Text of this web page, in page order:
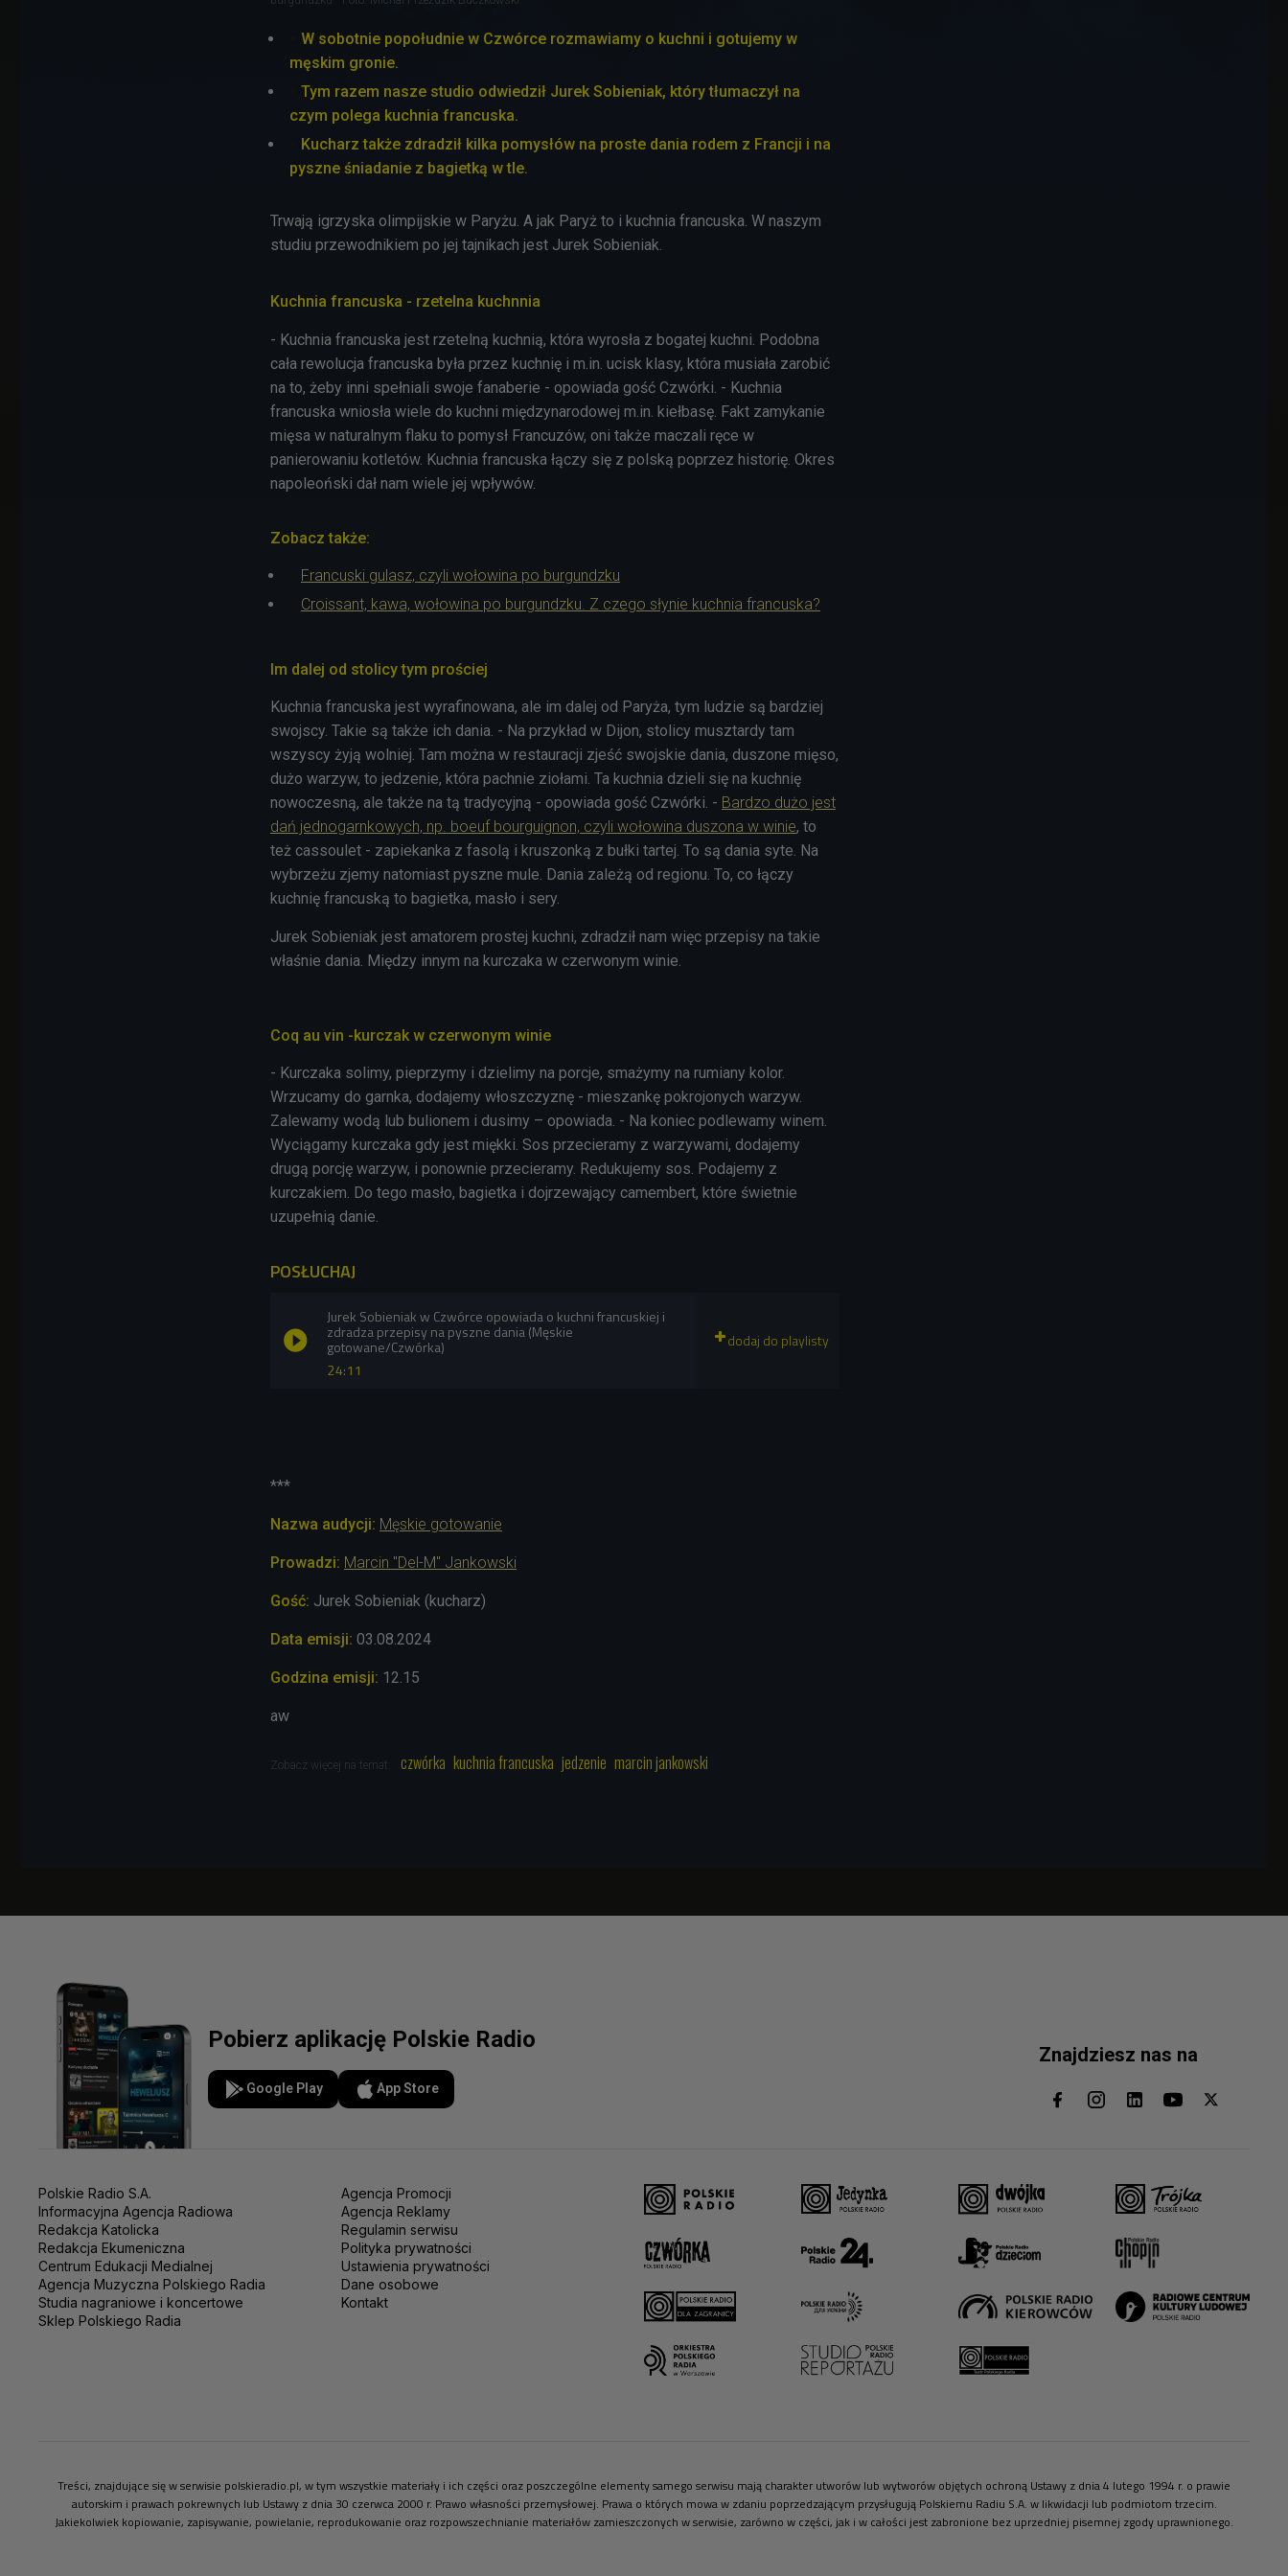
W sobotnie popołudnie w Czwórce rozmawiamy o kuchni i gotujemy w
męskim gronie.
Tym razem nasze studio odwiedził Jurek Sobieniak, który tłumaczył na
czym polega kuchnia francuska.
Kucharz także zdradził kilka pomysłów na proste dania rodem z Francji i na
pyszne śniadanie z bagietką w tle.
Trwają igrzyska olimpijskie w Paryżu. A jak Paryż to i kuchnia francuska. W naszym
studiu przewodnikiem po jej tajnikach jest Jurek Sobieniak.
Kuchnia francuska - rzetelna kuchnnia
- Kuchnia francuska jest rzetelną kuchnią, która wyrosła z bogatej kuchni. Podobna
cała rewolucja francuska była przez kuchnię i m.in. ucisk klasy, która musiała zarobić
na to, żeby inni spełniali swoje fanaberie - opowiada gość Czwórki. - Kuchnia
francuska wniosła wiele do kuchni międzynarodowej m.in. kiełbasę. Fakt zamykanie
mięsa w naturalnym flaku to pomysł Francuzów, oni także maczali ręce w
panierowaniu kotletów. Kuchnia francuska łączy się z polską poprzez historię. Okres
napoleoński dał nam wiele jej wpływów.
Zobacz także:
Francuski gulasz, czyli wołowina po burgundzku
Croissant, kawa, wołowina po burgundzku. Z czego słynie kuchnia francuska?
Im dalej od stolicy tym prościej
Kuchnia francuska jest wyrafinowana, ale im dalej od Paryża, tym ludzie są bardziej
swojscy. Takie są także ich dania. - Na przykład w Dijon, stolicy musztardy tam
wszyscy żyją wolniej. Tam można w restauracji zjeść swojskie dania, duszone mięso,
dużo warzyw, to jedzenie, która pachnie ziołami. Ta kuchnia dzieli się na kuchnię
nowoczesną, ale także na tą tradycyjną - opowiada gość Czwórki. - Bardzo dużo jest
dań jednogarnkowych, np. boeuf bourguignon, czyli wołowina duszona w winie, to
też cassoulet - zapiekanka z fasolą i kruszonką z bułki tartej. To są dania syte. Na
wybrzeżu zjemy natomiast pyszne mule. Dania zależą od regionu. To, co łączy
kuchnię francuską to bagietka, masło i sery.
Jurek Sobieniak jest amatorem prostej kuchni, zdradził nam więc przepisy na takie
właśnie dania. Między innym na kurczaka w czerwonym winie.
Coq au vin -kurczak w czerwonym winie
- Kurczaka solimy, pieprzymy i dzielimy na porcje, smażymy na rumiany kolor.
Wrzucamy do garnka, dodajemy włoszczyznę - mieszankę pokrojonych warzyw.
Zalewamy wodą lub bulionem i dusimy – opowiada. - Na koniec podlewamy winem.
Wyciągamy kurczaka gdy jest miękki. Sos przecieramy z warzywami, dodajemy
drugą porcję warzyw, i ponownie przecieramy. Redukujemy sos. Podajemy z
kurczakiem. Do tego masło, bagietka i dojrzewający camembert, które świetnie
uzupełnią danie.
POSŁUCHAJ
24:11
Jurek Sobieniak w Czwórce opowiada o kuchni francuskiej i
zdradza przepisy na pyszne dania (Męskie
gotowane/Czwórka)
***
Nazwa audycji: Męskie gotowanie
Prowadzi: Marcin "Del-M" Jankowski
Gość: Jurek Sobieniak (kucharz)
Data emisji: 03.08.2024
Godzina emisji: 12.15
aw
Zobacz więcej na temat: czwórka kuchnia francuska jedzenie marcin jankowski
Pobierz aplikację Polskie Radio
Google Play App Store
Znajdziesz nas na
Polskie Radio S.A.
Informacyjna Agencja Radiowa
Redakcja Katolicka
Redakcja Ekumeniczna
Centrum Edukacji Medialnej
Agencja Muzyczna Polskiego Radia
Studia nagraniowe i koncertowe
Sklep Polskiego Radia
Agencja Promocji
Agencja Reklamy
Regulamin serwisu
Polityka prywatności
Ustawienia prywatności
Dane osobowe
Kontakt
Treści, znajdujące się w serwisie polskieradio.pl, w tym wszystkie materiały i ich części oraz poszczególne elementy samego serwisu mają charakter utworów lub wytworów objętych ochroną Ustawy z dnia 4 lutego 1994 r. o prawie
autorskim i prawach pokrewnych lub Ustawy z dnia 30 czerwca 2000 r. Prawo własności przemysłowej. Prawa o których mowa w zdaniu poprzedzającym przysługują Polskiemu Radiu S.A. w likwidacji lub podmiotom trzecim.
Jakiekolwiek kopiowanie, zapisywanie, powielanie, reprodukowanie oraz rozpowszechnianie materiałów zamieszczonych w serwisie, zarówno w części, jak i w całości jest zabronione bez uprzedniej pisemnej zgody uprawnionego.